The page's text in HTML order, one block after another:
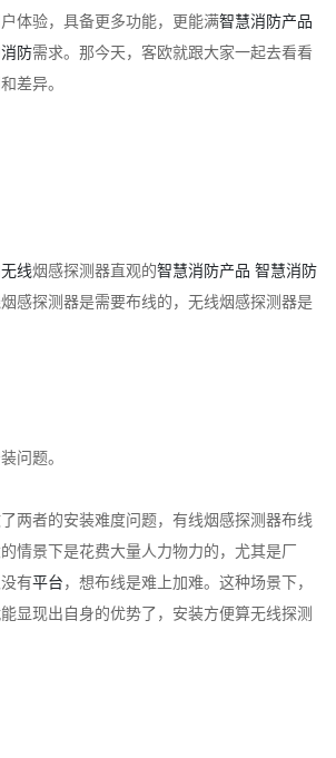
体验，具备更多功能，更能满智慧消防产品
消防需求。那今天，客欧就跟大家一起去看看
差异。
无线烟感探测器直观的智慧消防产品 智慧消防
感探测器是需要布线的，无线烟感探测器是
问题。
两者的安装难度问题，有线烟感探测器布线
情景下是花费大量人力物力的，尤其是厂
有平台，想布线是难上加难。这种场景下，
显现出自身的优势了，安装方便算无线探测